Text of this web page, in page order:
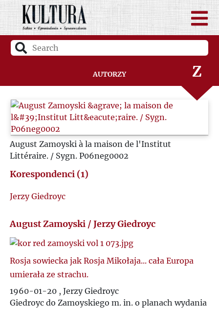
Autorzy
V
W
Z
Ż
August Zamoyski à la maison de l'Institut
Littéraire. / Sygn. P06neg0002
Korespondenci (1)
Jerzy Giedroyc
August Zamoyski / Jerzy Giedroyc
Rosja sowiecka jak Rosja Mikołaja... cała Europa
umierała ze strachu.
1960-01-20 , Jerzy Giedroyc
Giedroyc do Zamoyskiego m. in. o planach wydania